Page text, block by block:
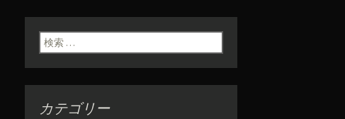
検索:
カテゴリー